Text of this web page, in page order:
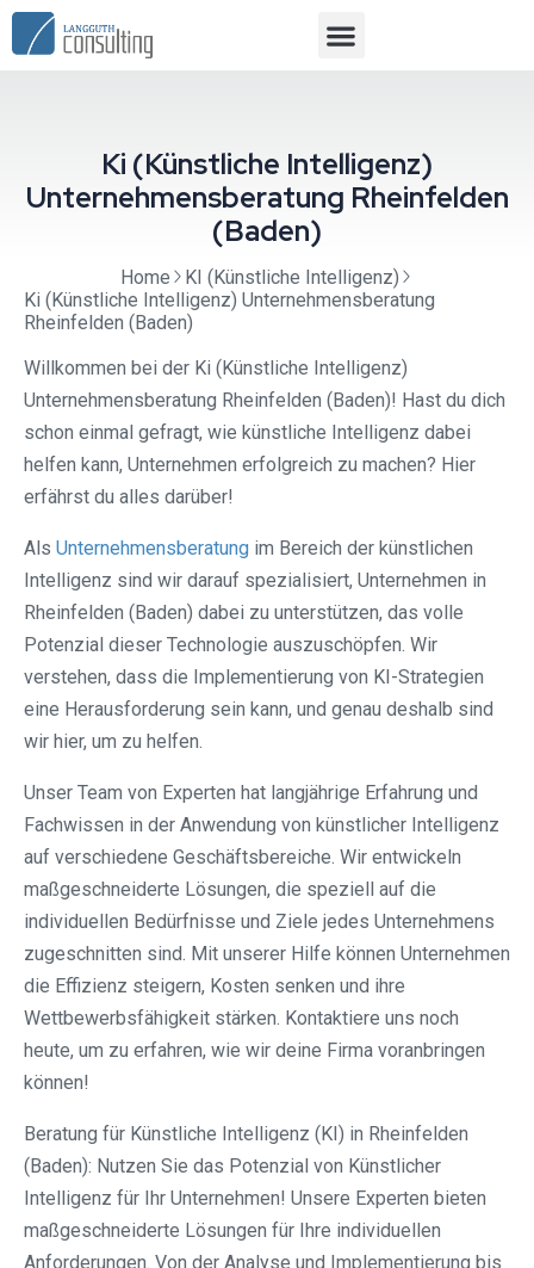
Ki (Künstliche Intelligenz)
Unternehmensberatung Rheinfelden
(Baden)
Home
KI (Künstliche Intelligenz)
Ki (Künstliche Intelligenz) Unternehmensberatung
Rheinfelden (Baden)
Willkommen bei der Ki (Künstliche Intelligenz)
Unternehmensberatung Rheinfelden (Baden)! Hast du dich
schon einmal gefragt, wie künstliche Intelligenz dabei
helfen kann, Unternehmen erfolgreich zu machen? Hier
erfährst du alles darüber!
Als Unternehmensberatung im Bereich der künstlichen
Intelligenz sind wir darauf spezialisiert, Unternehmen in
Rheinfelden (Baden) dabei zu unterstützen, das volle
Potenzial dieser Technologie auszuschöpfen. Wir
verstehen, dass die Implementierung von KI-Strategien
eine Herausforderung sein kann, und genau deshalb sind
wir hier, um zu helfen.
Unser Team von Experten hat langjährige Erfahrung und
Fachwissen in der Anwendung von künstlicher Intelligenz
auf verschiedene Geschäftsbereiche. Wir entwickeln
maßgeschneiderte Lösungen, die speziell auf die
individuellen Bedürfnisse und Ziele jedes Unternehmens
zugeschnitten sind. Mit unserer Hilfe können Unternehmen
die Effizienz steigern, Kosten senken und ihre
Wettbewerbsfähigkeit stärken. Kontaktiere uns noch
heute, um zu erfahren, wie wir deine Firma voranbringen
können!
Beratung für Künstliche Intelligenz (KI) in Rheinfelden
(Baden): Nutzen Sie das Potenzial von Künstlicher
Intelligenz für Ihr Unternehmen! Unsere Experten bieten
maßgeschneiderte Lösungen für Ihre individuellen
Anforderungen. Von der Analyse und Implementierung bis